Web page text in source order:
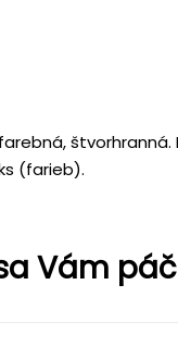
štvorhranná.
(farieb).
Vám